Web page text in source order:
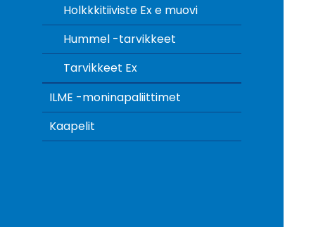
Holkkkitiiviste Ex e muovi
Hummel -tarvikkeet
Tarvikkeet Ex
ILME -moninapaliittimet
Kaapelit